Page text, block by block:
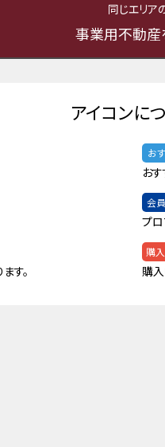
同じエリア
事業用不動産
アイコンに
お
お
会
プ
す。
購
購